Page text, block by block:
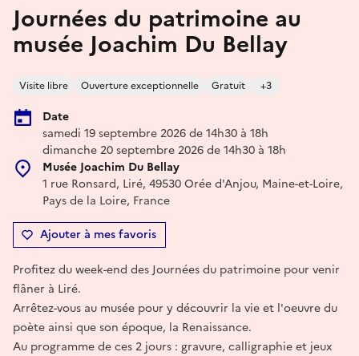
Journées du patrimoine au
musée Joachim Du Bellay
Visite libre Ouverture exceptionnelle Gratuit +3
Date
samedi 19 septembre 2026 de 14h30 à 18h
dimanche 20 septembre 2026 de 14h30 à 18h
Musée Joachim Du Bellay
1 rue Ronsard, Liré, 49530 Orée d'Anjou, Maine-et-Loire,
Pays de la Loire, France
Ajouter à mes favoris
Profitez du week-end des Journées du patrimoine pour venir
flâner à Liré.
Arrêtez-vous au musée pour y découvrir la vie et l'oeuvre du
poète ainsi que son époque, la Renaissance.
Au programme de ces 2 jours : gravure, calligraphie et jeux